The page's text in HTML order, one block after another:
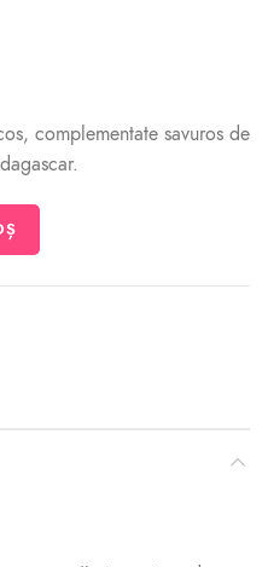
complementate savuros de